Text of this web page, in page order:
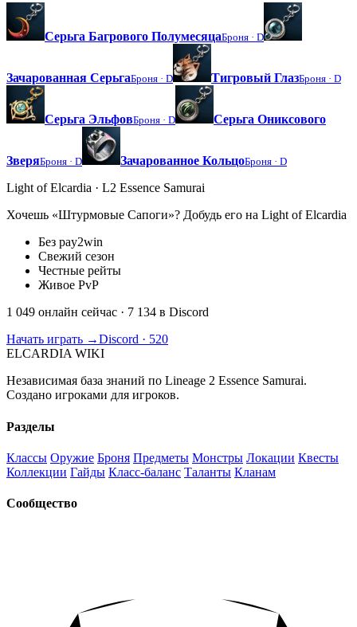
Серьга Багрового ПолумесяцаБроня · D
Зачарованная СерьгаБроня · D Тигровый ГлазБроня · D
Серьга ЭльфовБроня · D Серьга Ониксового
ЗверяБроня · D Зачарованное КольцоБроня · D
Light of Elcardia · L2 Essence Samurai
Хочешь «Штурмовые Сапоги»? Добудь его на Light of Elcardia
Без pay2win
Свежий сезон
Честные рейты
Живое PvP
1 049 онлайн сейчас · 7 134 в Discord
Начать играть →Discord · 520
ELCARDIA WIKI
Независимая база знаний по Lineage 2 Essence Samurai.
Создано игроками для игроков.
Разделы
Классы Оружие Броня Предметы Монстры Локации Квесты
Коллекции Гайды Класс-баланс Таланты Кланам
Сообщество